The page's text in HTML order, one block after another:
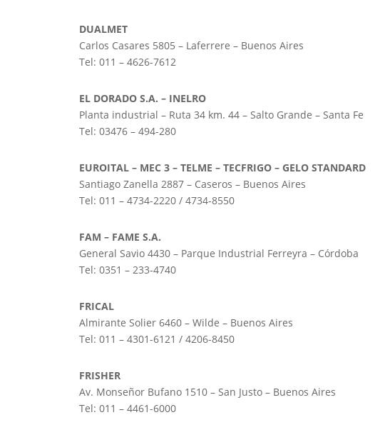
DUALMET
Carlos Casares 5805 – Laferrere – Buenos Aires
Tel: 011 – 4626-7612
EL DORADO S.A. – INELRO
Planta industrial – Ruta 34 km. 44 – Salto Grande – Santa Fe
Tel: 03476 – 494-280
EUROITAL – MEC 3 – TELME – TECFRIGO – GELO STANDARD
Santiago Zanella 2887 – Caseros – Buenos Aires
Tel: 011 – 4734-2220 / 4734-8550
FAM – FAME S.A.
General Savio 4430 – Parque Industrial Ferreyra – Córdoba
Tel: 0351 – 233-4740
FRICAL
Almirante Solier 6460 – Wilde – Buenos Aires
Tel: 011 – 4301-6121 / 4206-8450
FRISHER
Av. Monseñor Bufano 1510 – San Justo – Buenos Aires
Tel: 011 – 4461-6000